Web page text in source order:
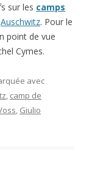
sur les camps
Auschwitz. Pour le
point de vue
Cymes.
avec
, camp de
, Giulio